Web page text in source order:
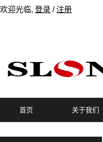
欢迎光临, 登录 / 注册
首页 关于我们